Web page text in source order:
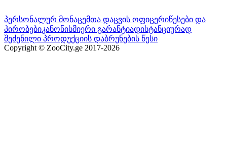
პერსონალურ მონაცემთა დაცვის ოფიცერიწესები და
პირობებიკანონისმიერი გარანტიადისტანციურად
შეძენილი პროდუქციის დაბრუნების წესი
Copyright © ZooCity.ge 2017-2026